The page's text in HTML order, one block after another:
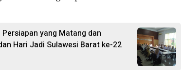
yang Matang dan
Hari Jadi Sulawesi Barat ke-22